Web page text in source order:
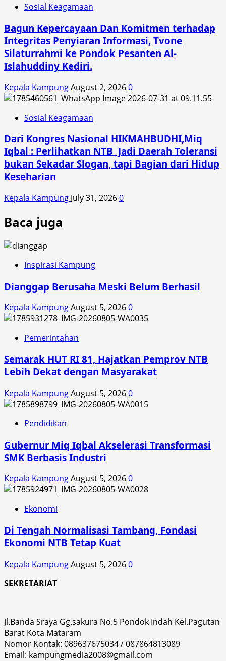
Sosial Keagamaan
Bagun Kepercayaan Dan Komitmen terhadap
Integritas Penyiaran Informasi, Tvone
Silaturrahmi ke Pondok Pesanten Al-
Islahuddiny Kediri.
Kepala KampungAugust 2, 20260
Sosial Keagamaan
Dari Kongres Nasional HIKMAHBUDHI,Miq
Iqbal : Perlihatkan NTB Jadi Daerah Toleransi
bukan Sekadar Slogan, tapi Bagian dari Hidup
Keseharian
Kepala Kampung July 31, 20260
Baca juga
Inspirasi Kampung
Dianggap Berusaha Meski Belum Berhasil
Kepala KampungAugust 5, 20260
Pemerintahan
Semarak HUT RI 81, Hajatkan Pemprov NTB
Lebih Dekat dengan Masyarakat
Kepala KampungAugust 5, 20260
Pendidikan
Gubernur Miq Iqbal Akselerasi Transformasi
SMK Berbasis Industri
Kepala KampungAugust 5, 20260
Ekonomi
Di Tengah Normalisasi Tambang, Fondasi
Ekonomi NTB Tetap Kuat
Kepala KampungAugust 5, 20260
SEKRETARIAT
Jl.Banda Sraya Gg.sakura No.5 Pondok Indah Kel.Pagutan
Barat Kota Mataram
Nomor Kontak: 089637675034 / 087864813089
Email: kampungmedia2008@gmail.com